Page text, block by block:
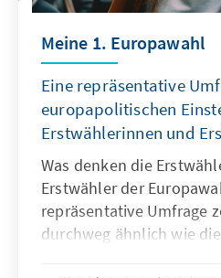
Meine 1. Europawahl
Eine repräsentative
europapolitischen
Erstwählerinnen und
Was denken die
Erstwähler der
repräsentative Umfrage
durchweg ähnlich wie die